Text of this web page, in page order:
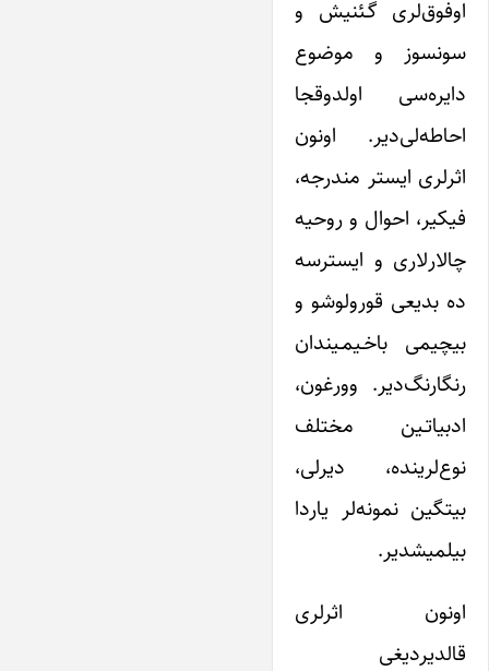
اوفوق‌لری گـئنیش و
سونسوز و موضوع
دایره‌سی اولدوقجا
احاطه‌لی‌دیر. اونون
اثرلری ایستر مندرجه،
فیکیر، احوال و روحیه
چالارلاری و ایسترسه
ده بدیعی قورولوشو و
بیچیمی باخـیمـیندان
رنگارنگ‌دیر. وورغون،
ادبیاتـین مختلف
نوع‌لرینده، دیرلی،
بیتگین نمونه‌لر یاردا
بیلمیشدیر.
اونون اثرلری
قالدیردیغی